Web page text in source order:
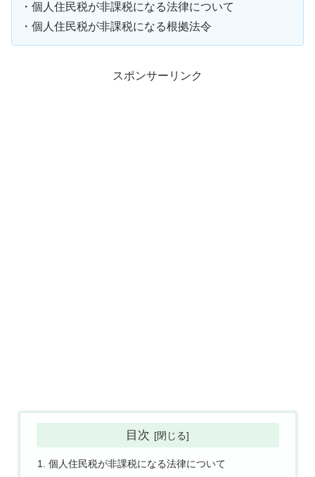
・個人住民税が非課税になる法律について
・個人住民税が非課税になる根拠法令
スポンサーリンク
目次
個人住民税が非課税になる法律について